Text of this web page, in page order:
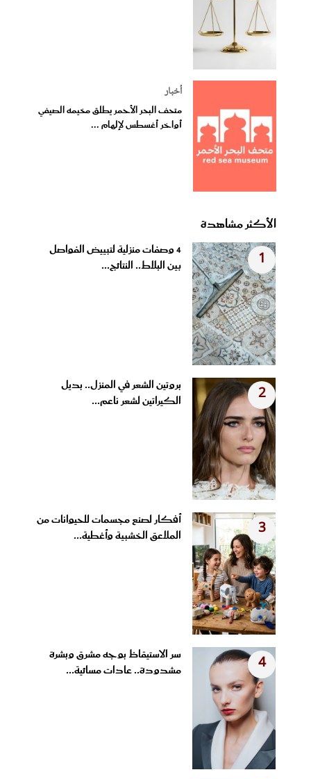
أخبار
متحف البحر الأحمر يطلق مخيمه الصيفي
أواخر أغسطس لإلهام ...
الأكثر مشاهدة
1
4 وصفات منزلية لتبييض الفواصل
بين البلاط.. النتائج...
2
بروتين الشعر في المنزل.. بديل
الكيراتين لشعر ناعم...
3
أفكار لصنع مجسمات للحيوانات من
الملاعق الخشبية وأغطية...
4
سر الاستيقاظ بوجه مشرق وبشرة
مشدودة.. عادات مسائية...